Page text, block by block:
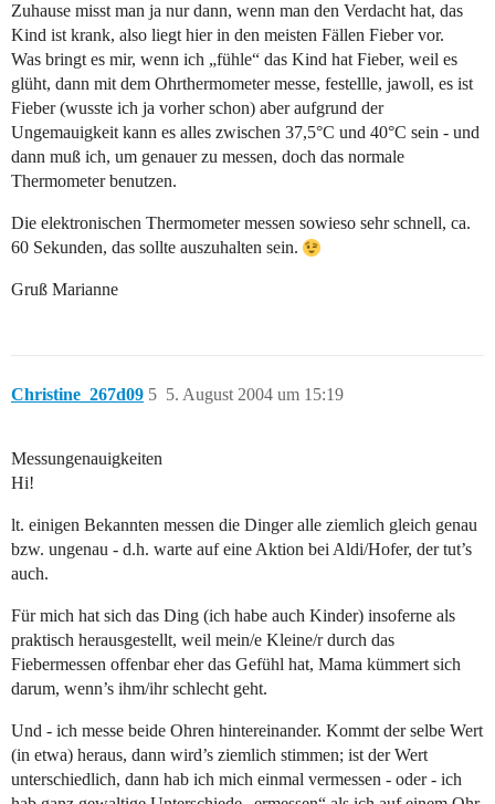
Zuhause misst man ja nur dann, wenn man den Verdacht hat, das
Kind ist krank, also liegt hier in den meisten Fällen Fieber vor.
Was bringt es mir, wenn ich „fühle“ das Kind hat Fieber, weil es
glüht, dann mit dem Ohrthermometer messe, festellle, jawoll, es ist
Fieber (wusste ich ja vorher schon) aber aufgrund der
Ungemauigkeit kann es alles zwischen 37,5°C und 40°C sein - und
dann muß ich, um genauer zu messen, doch das normale
Thermometer benutzen.
Die elektronischen Thermometer messen sowieso sehr schnell, ca.
60 Sekunden, das sollte auszuhalten sein.
Gruß Marianne
Christine_267d09 5. August 2004 um 15:19
5
Messungenauigkeiten
Hi!
lt. einigen Bekannten messen die Dinger alle ziemlich gleich genau
bzw. ungenau - d.h. warte auf eine Aktion bei Aldi/Hofer, der tut’s
auch.
Für mich hat sich das Ding (ich habe auch Kinder) insoferne als
praktisch herausgestellt, weil mein/e Kleine/r durch das
Fiebermessen offenbar eher das Gefühl hat, Mama kümmert sich
darum, wenn’s ihm/ihr schlecht geht.
Und - ich messe beide Ohren hintereinander. Kommt der selbe Wert
(in etwa) heraus, dann wird’s ziemlich stimmen; ist der Wert
unterschiedlich, dann hab ich mich einmal vermessen - oder - ich